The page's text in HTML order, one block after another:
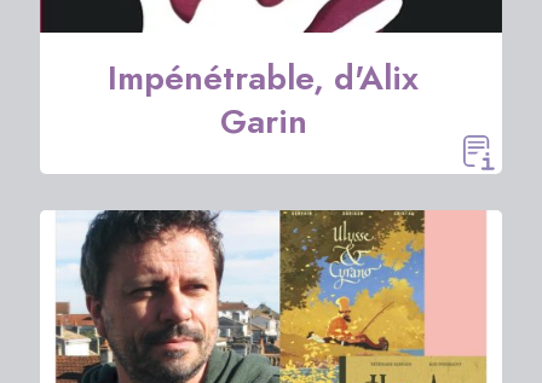
Impénétrable, d'Alix
Garin